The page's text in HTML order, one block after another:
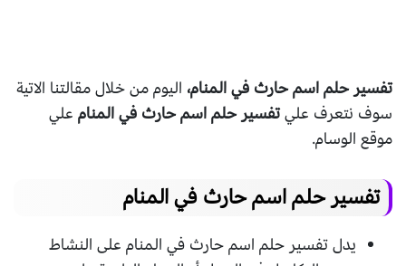
تفسير حلم اسم حارث في المنام، اليوم من خلال مقالتنا الاتية
سوف نتعرف عليتفسير حلم اسم حارث في المنام علي
موقع الوسام.
تفسير حلم اسم حارث في المنام
يدل تفسير حلم اسم حارث في المنام على النشاط